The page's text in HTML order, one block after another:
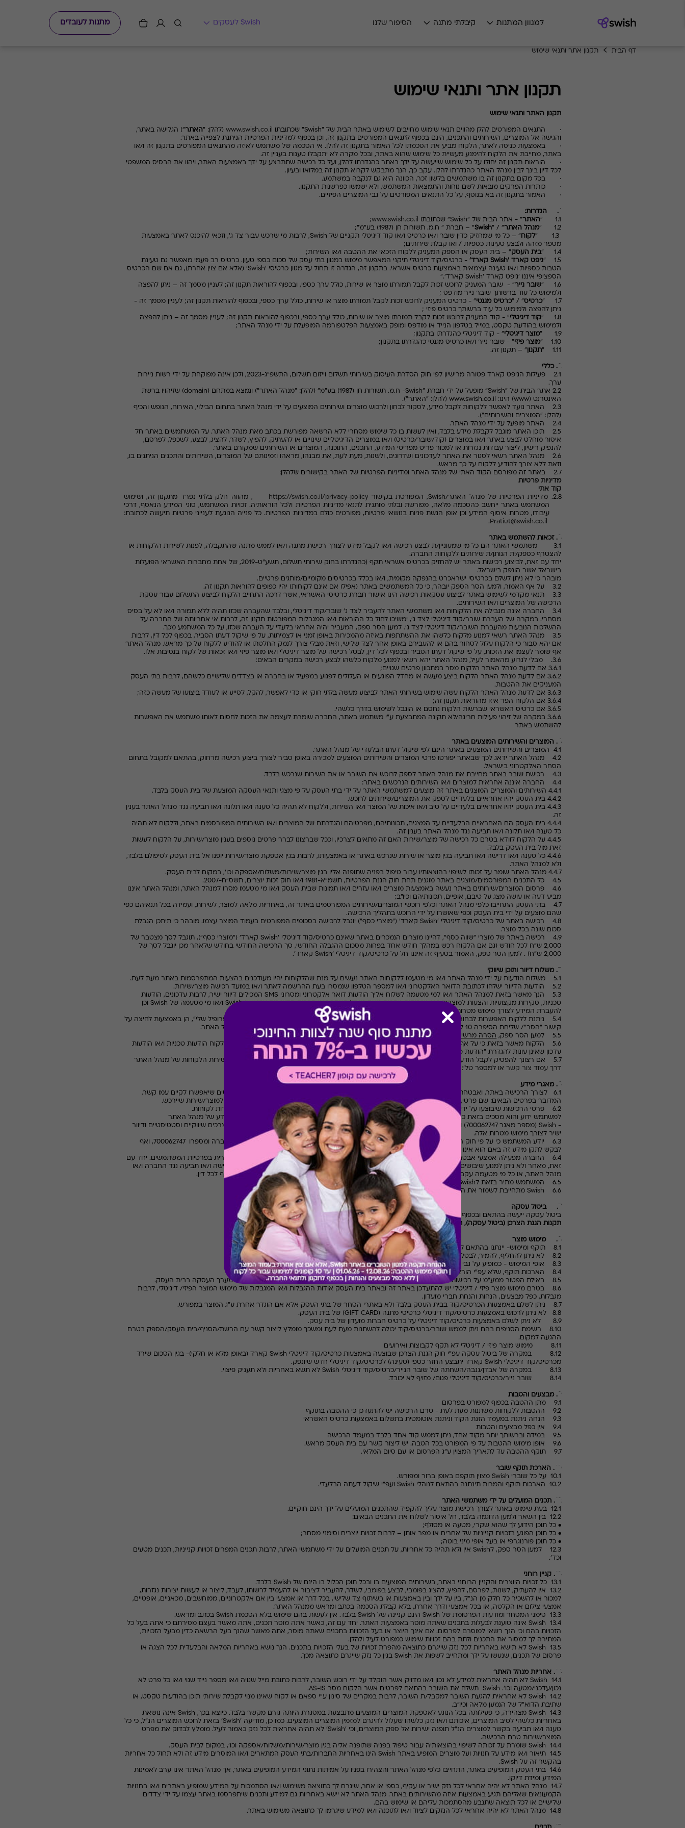
למגוון המתנות קיבלתי מתנה הסיפור שלנו Swish לעסקים מתנות לעובדים
דף הבית תקנון אתר ותנאי שימוש
תקנון אתר ותנאי שימוש
תקנון האתר ותנאי שימוש
· התנאים המפורטים להלן מהווים תנאי שימוש מחייבים לשימוש באתר הבית של "Swish" שכתובתו www.swish.co.il(להלן: "האתר") הגלישה באתר,
והגישה אל המוצרים, השירותים והתכנים, הינם בכפוף לתנאים המפורטים בתקנון זה, וכן בכפוף למדיניות הפרטיות הניתנת לצפייה באתר.
· באמצעות כניסה לאתר, הלקוח מביע את הסכמתו לכל האמור בתקנון זה להלן. אי הסכמה של משתמש לאיזה מהתנאים המפורטים בתקנון זה ו/או
באתר, מחייבת את הלקוח להימנע מעשיית כל שימוש שהוא באתר, ובכל מקרה לא יתקבלו טענות בעניין זה.
· הוראות תקנון זה יחולו על כל שימוש שייעשה על ידך באתר כהגדרתו להלן, ועל כל רכישה שתתבצע על ידך באמצעות האתר, ויהוו את הבסיס המשפטי
לכל דיון בינך לבין מנהל האתר כהגדרתו להלן. עקב כך, הנך מתבקש לקרוא תקנון זה במלואו ובעיון.
· בכל מקום בתקנון זה בו משתמשים בלשון זכר, הכוונה היא גם לנקבה במשתמע.
· כותרות הפרקים מובאות לשם נוחות והתמצאות המשתמש, ולא ישמשו כפרשנות התקנון.
· האמור בתקנון זה בא בנוסף, על כל התנאים המפורטים על גבי המוצרים הפיזיים.
הגדרות:
1.1 "
האתר" - אתר הבית של "Swish" שכתובתו www.swish.co.il
;
1.2 "
מנהל האתר" / "
Swish" – חברת " ח.מ. תשורות חן (1987) בע"מ";
1.3
"לקוח " – כל מי שמחזיק כדין שובר ו/או כרטיס ו/או קוד דיגיטלי תקניים של Swish, לרבות מי שרכש עבור צד ג', וזכאי להיכנס לאתר באמצעות
מספר מזהה ולבצע טעינות כספיות / ואו קבלת שירותים ;
1.4 "
בית העסק" – בית העסק או הספק המעניק ללקוח הזכאי את ההטבה ו/או השירות;
1.5 "
גיפט קארד 'Swishקארד' - כרטיס/קוד דיגיטלי תיקני המאפשר מימוש במגוון בתי עסק של סכום כספי טעון. כרטיס רב פעמי מאפשר גם טעינת
הטבות כספיות ו/או טעינה עצמאית באמצעות כרטיס אשראי. בתקנון זה, הגדרה זו תחול על מגוון כרטיסי 'Swish' (אלא אם צוין אחרת), גם אם שם הכרטיס
הספציפי איננו 'גיפט קארד 'Swishקארד'."
1.6 "
שובר נייר" - שובר המעניק לרוכש זכות לקבל תמורתו מוצר או שירות, כולל ערך כספי, ובכפוף להוראות תקנון זה; לעניין מסמך זה – ניתן להפצה
ולמימוש כל עוד ברשותך שובר נייר מודפס ;
1.7 "
כרטיס" / "כרטיס מגנטי" - כרטיס המעניק לרוכש זכות לקבל תמורתו מוצר או שירות, כולל ערך כספי, ובכפוף להוראות תקנון זה; לעניין מסמך זה -
ניתן להפצה ולמימוש כל עוד ברשותך כרטיס פיזי ;
1.8 "
קוד דיגיטלי" - קוד המעניק לרוכש זכות לקבל תמורתו מוצר או שירות, כולל ערך כספי, ובכפוף להוראות תקנון זה; לעניין מסמך זה – ניתן להפצה
ולמימוש בהודעת טקסט, במייל בטלפון הנייד או מודפס ומופק באמצעות הפלטפורמה המופעלת על ידי מנהל האתר;
1.9 "
מוצר דיגיטלי" - קוד דיגיטלי כהגדרתו בתקנון ;
1.10 "
מוצר פיזי" - שובר נייר ו/או כרטיס מגנטי כהגדרתו בתקנון ;
1.11 "
תקנון " – תקנון זה.
2.1 פעילות הגיפט קארד פטורה מרישיון לפי חוק הסדרת העיסוק בשירותי תשלום וייזום תשלום, התשפ"ג-2023, ולכן אינה מפוקחת על ידי רשות ניירות
ערך.
2.2 אתר הבית של "
Swish" מופעל על ידי חברת "Swish- ח.מ. תשורות חן (1987) בע"מ" (להלן: "מנהל האתר") ונמצא במתחם ( domain) שזיהויו ברשת
האינטרנט (www) הינו: www.swish.co.il(להלן: "האתר").
2.3 האתר נועד לאפשר ללקוחות לקבל מידע, לסקור לבחון ולרכוש מוצרים ושירותים המוצעים על ידי מנהל האתר בתחום הבילוי, האירוח, הנופש והכיף
(להלן: "המוצרים והשירותים").
2.4 האתר מופעל על ידי מנהל האתר.
2.5 תוכן האתר מוגבל לקבלת מידע בלבד, ואין לעשות בו כל שימוש מסחרי ללא הרשאה מפורשת בכתב מאת מנהל האתר. על המשתמשים באתר חל
איסור מוחלט לבצע באתר ו/או במוצרים (קוד/שובר/כרטיס) ו/או במוצרים הדיגיטליים שינויים או להעתיק, להפיץ, לשדר, להציג, לבצע, לשכפל, לפרסם,
להנפיק רישיון, ליצור עבודות נגזרות או למכור פריט מפריטי המידע, התכנים, התוכנה, המוצרים או השירותים שמקורם באתר.
2.6 מנהל האתר רשאי לסגור את האתר לעדכונים ושדרוגים, ולשנות, מעת לעת, את מבנהו, מראהו וזמינותם של המוצרים, השירותים והתכנים הניתנים בו,
וזאת ללא צורך להודיע ללקוח על כך מראש.
2.7 באתר זה מפורסם הקוד האתי של מנהל האתר ומדיניות הפרטיות של האתר בקישורים שלהלן:
מדיניות פרטיות
קוד אתי
2.8.
מדיניות הפרטיות של מנהל האתר/Swish, המפורטת בקישור https://swish.co.il/privacy-policy
, מהווה חלק בלתי נפרד מתקנון זה, ושימוש
המשתמש באתר ייחשב כהסכמה מלאה, מפורשת ובלתי מותנית לתנאי מדיניות הפרטיות ולכל הוראותיה. זכויות המשתמש, סוגי המידע הנאסף, דרכי
עיבודו, מטרות איסוף המידע וכן אופן הגשת פניות בנושאי פרטיות, מפורטים כולם במדיניות הפרטיות. כל פנייה הנוגעת לענייני פרטיות תיעשה לכתובת:
Pratiut@swish.co.il
.
3. זכאות להשתמש באתר
3.1 משתמשי האתר הם כל מי שמעוניין/ת לבצע רכישה ו/או לקבל מידע לצורך רכישת מתנה ו/או לממש מתנה שהתקבלה, לפנות לשירות הלקוחות או
להצטרף כספק/ית הנותן/ת שירותים ללקוחות החברה.
יחד עם זאת, לביצוע רכישות באתר יש להחזיק בכרטיס אשראי תקף (כהגדרתו בחוק שירותי תשלום, תשע"ט-2019, של אחת מחברות האשראי הפועלות
בישראל אשר הונפק בישראל.
מובהר כי לא ניתן לשלם בכרטיסי ישראכרט בהנפקה מקומית, ו/או בכלל בכרטיסים מקומיים/מותגים פרטיים.
3.2 על אף האמור, ולמען הסר הספק יובהר, כי כל המשתמשים באתר (אפילו אם אינם לקוחות) יהיו כפופים להוראות תקנון זה.
3.3 תנאי מקדמי לשימוש באתר לביצוע עסקאות רכישה הינו אישור חברת כרטיסי האשראי, אשר דרכה התחייב הלקוח לביצוע התשלום עבור עסקת
הרכישה של המוצרים ו/או השירותים.
3.4 החברה אינה מגבילה את הלקוחות ו/או משתמשי האתר להעביר לצד ג' שובר/קוד דיגיטלי, ובלבד שהעברה שכזו תהיה ללא תמורה ו/או לא על בסיס
מסחרי. במקרה של העברת שובר/קוד דיגיטלי לצד ג', ימשיכו לחול כל ההוראות ו/או המגבלות המפורטות תקנון זה, לרבות אי אחריותה של החברה על
ההשלכות הנובעות מהעברת השובר/קוד דיגיטלי לצד ג'. למען הסר ספק, המעביר יהיה אחראי בלעדי על העברה שכזו, על כל המשתמע מכך.
3.5 מנהל האתר רשאי למנוע מלקוח כלשהו את ההשתתפות באיזה מהמכירות באופן זמני או לצמיתות, על פי שיקול דעתו הסביר, בכפוף לכל דין, לרבות
אם יהא סבור כי הלקוח עלול לסחור בהם או להעבירם באופן אחר לצד שלישי, וזאת מבלי צורך לנמק החלטתו או להודיע ללקוח על כך מראש. מנהל האתר
אף שומר לעצמו את הזכות, על פי שיקול דעתו הסביר ובכפוף לכל דין, לבטל רכישה של מוצר דיגיטלי ו/או מוצר פיזי ו/או זכאות של לקוח בנסיבות אלו.
3.6. מבלי לגרוע מהאמור לעיל, מנהל האתר יהא רשאי למנוע מלקוח כלשהו לבצע רכישה במקרים הבאים:
3.6.1 אם לדעת מנהל האתר הלקוח מסר במתכוון פרטים שגויים;
3.6.2 אם לדעת מנהל האתר הלקוח ביצע מעשה או מחדל הפוגעים או העלולים לפגוע במפעיל או בחברה או בצדדים שלישיים כלשהם, לרבות בתי העסק
המעניקים את ההטבות.
3.6.3 אם לדעת מנהל האתר הלקוח עשה שימוש בשירותי האתר לביצוע מעשה בלתי חוקי או כדי לאפשר, להקל, לסייע או לעודד ביצועו של מעשה כזה;
3.6.4 אם הלקוח הפר איזו מהוראות תקנון זה;
3.6.5 אם כרטיס האשראי שברשות הלקוח נחסם או הוגבל לשימוש בדרך כלשהי.
3.6.6 במקרה של זיהוי פעילות חריגה/לא תקינה המתבצעת ע"י משתמש באתר, החברה שומרת לעצמה את הזכות לחסום לאותו משתמש את האפשרות
להשתמש באתר
4. המוצרים והשירותים המוצעים באתר
4.1 המוצרים והשירותים המוצעים באתר הינם לפי שיקול דעתו הבלעדי של מנהל האתר.
4.2 מנהל האתר ידאג לכך שבאתר יפורטו פרטי המוצרים והשירותים המוצעים למכירה באופן סביר לצורך ביצוע רכישה מרחוק, בהתאם למקובל בתחום
הסחר האלקטרוני בישראל.
4.3 רכישת שובר באתר מחייבת את מנהל האתר לספק לרוכש את השובר או את השירות שנרכש בלבד.
4.4 החברה איננה אחראית למוצרים ו/או השירותים הנרכשים באתר:
4.4.1 השירותים והמוצרים המוצגים באתר זה מוצעים למשתמשי האתר על ידי בתי העסק על פי מצגי ותנאי העסקה המוצעת של בית העסק בלבד.
4.4.2 בית העסק יהיו אחראיים בלעדיים לספק את המוצרים/שירותים לרוכש.
4.4.3 בית העסק יהיו אחראיים בלעדיים על טיב ו/או איכות של המוצר ו/או השירות, וללקוח לא תהיה כל טענה ו/או תלונה ו/או תביעה נגד מנהל האתר בענין
זה.
4.4.4 בית העסק הם האחראיים הבלעדיים על המצגים, תכונותיהם, מפרטיהם והגדרתם של המוצרים ו/או השירותים המפורסמים באתר, וללקוח לא תהיה
כל טענה ו/או תלונה ו/או תביעה נגד מנהל האתר בענין זה.
4.4.5 על הלקוח לוודא בטרם כל רכישה של מוצר/שירות האם זה מתאים לצרכיו, וככל שברצונו לברר פרטים נוספים בענין מוצר/שירות, על הלקוח לעשות
זאת מול בית העסק בלבד.
4.4.6 כל טענה ו/או דרישה ו/או תביעה בגין מוצר או שירות שנרכש באתר או באמצעותו, לרבות בגין אספקת מוצר/שירות יופנו אל בית העסק לטיפולם בלבד,
ולא למנהל האתר.
4.4.7 מנהל האתר שומר על זכותו לשיפוי בהוצאותיו עבור טיפול בפניה שתופנה אליו בגין מוצר/שירות/משלוח/אספקה וכו', במקום לבית העסק.
4.5 כל התכנים המפורסמים/מוצגים באתר מוגנים תחת חוק הגנת הפרטיות, תשמ"א-1981 ו/או חוק זכות יוצרים, תשס"ח-2007.
4.6 פרסום המוצרים/שירותים באתר נעשה באמצעות מוצרים ו/או עזרים ו/או תמונות שבית העסק ו/או מי מטעמו מסרו למנהל האתר, ומנהל האתר איננו
מביע דעה או עושה מצג על טיבם, אופיים, תכונותיהם וכיו"ב;
4.7 בתי העסק התחייבו כלפי מנהל האתר וכלפי רוכשי המוצרים/שירותים המפורסמים באתר זה, באחריות מלאה למוצר, לשירות, ועמידה בכל תנאיהם כפי
שהם מוצעים על ידי בית העסק וכפי שאושרו על ידי הרוכש בתהליך הרכישה.
4.8 רכישה באתר של כרטיס/קוד דיגיטלי '
Swishקארד' ("מוצרי כסף") יוגבל לרכישה בסכומים המפורטים בעמוד המוצר עצמו. מובהר כי תיתכן הגבלת
סכום שונה בכל מוצר.
4.9 רכישה באתר של מוצרי "שווה כסף", דהיינו מוצרים הנמכרים באתר שאינם כרטיס/קוד דיגיטלי '
Swishקארד' ("מוצרי כסף"), תוגבל לסך מצטבר של
2,000 ש"ח לכל חודש (גם אם הלקוח רכש במהלך חודש אחד בפחות מסכום ההגבלה החודשי, סך הרכישה החודשי בחודש שלאחר מכן יוגבל לסך של
2,000 ש"ח) . למען הסר ספק, האמור בסעיף זה איננו חל על כרטיס/קוד דיגיטלי '
Swishקארד'.
5.1 משלוח הודעות על ידי מנהל האתר ו/או מי מטעמו ללקוחות האתר נעשים על מנת שהלקוחות יהיו מעודכנים בהצעות המתפרסמות באתר מעת לעת.
5.2 הודעות הדיוור ישלחו לכתובת הדואר האלקטרוני ו/או למספר הטלפון שנמסרו בעת ההרשמה לאתר ו/או במועד רכישה מוצר/שירות.
5.3 הנך מאשר בזאת למנהל האתר ו/או למי מטעמה לשלוח אליך הודעות דואר אלקטרוני ומסרוני
SMSהמכילים דיוור ישיר, לרבות עדכונים, הודעות
טכניות, סקירות מקצועיות והצעות למוצרים ו/או שירותים נוספים מאת מנהל האתר ו/או חברות הקשורות עמו ו/או
Swishו/או מי מטעמה של Swishוכן
להעברת המידע לצורך מימוש מטרות אלו ובהתאם לכל דין.
5.4 ניתנת ללקוח האפשרות לבחור ו/או לשנות את העדפות קבלת הדיוור, הן בטופס ההרשמה לאתר, הן דרך עמוד "הפרופיל שלי", הן באמצעות לחיצה על
קישור "הסר"/ שליחת הסיפרה 10 להסרה, המופיעים בכל הודעת דיוור שנשלחת ללקוח, והן באמצעות פניה ישירה למנהל האתר.
5.5 למען הסר ספק,
הסרה מרשימת התפוצה תבוצע אך ורק עפ"י הדרכים החוקיות המפורטות בסעיף 5.4 לעיל
5.6 הלקוח מאשר בזאת כי על אף בחירתו שלא לקבל תכנים שיווקיים ממנהל האתר, מנהל האתר יהיה רשאי לשלוח ללקוח הודעות טכניות ו/או הודעות
עדכון שאינן עונות להגדרת "הודעת פרסומת" כהגדרתה בחוק התקשורת (בזק ושידורים), תשמ"ב-1982.
5.7 אם רצונך להפסיק לקבל הודעות דואר אלקטרוני ו/או הודעות המכילות תכנים שיווקיים, הנך מוזמן לפנות למחלקת שירות הלקוחות של מנהל האתר
דרך עמוד צור קשר או למספר טל': 03-3737392 ולבקש להסירך מרשימת התפוצה.
6. מאגרי מידע
6.1 לצורך הרכישה באתר, ואבטחת האספקה של מוצרים ושירותים המפורסמים באתר, נדרש הלקוח למלא מספר פרטים שיאפשרו לקיים עמו קשר.
המדובר בפרטים הבאים: שם פרטי, שם משפחה, דואר אלקטרוני, טלפון סלולרי, כתובת ופרטים נוספים שידרשו בהתאם למוצר/שירות שיירכש.
6.2 פרטי הרכישות שיבוצעו על ידי לקוחות
, יישמרו במאגר המידע שלSwish , לצורך מעקב על הרכישה ומתן שירות לקוחות.
למשתמש ידוע והוא מסכים בזאת כי כל הפרטים שמסר באתר, לרבות אלה הנובעים מפעילותו באתר ישמרו במאגרי המידע של מנהל האתר
-
Swish(מספר מאגר 700062747) וישמשו לצורך ניהול ותפעול אתר Swish , טיפוח הקשר והשירות מול לקוחות
, לצרכים שיווקיים וסטטיסטיים ודיוור
ישיר לצורך מימוש מטרות אלה.
6.3 יודע המשתמש כי על פי חוק הגנת הפרטיות התשמ"א - 1981, הוא רשאי לעיין במידע אודותיו אשר מצוי במאגר החברה ומספרו 700062747, ואף
לבקש לתקן מידע זה באם הוא אינו נכון, שלם או מדויק
6.4 החברה מפעילה אמצעי אבטחה מחמירים למניעת חדירה לזירת המכירות ו/או למאגרי המידע ולסיכול פגיעה אפשרית בפרטיות המשתמשים. יחד עם
זאת, מאחר ולא ניתן למנוע שיבושים באופן מוחלט, הרי ההסכמה לתקנון זה משמעה שלרוכש לא תהיה כל טענה ו/או דרישה ו/או תביעה נגד החברה ו/או
מנהל האתר, או כל מי מטעמה עקב פגיעות, תקלות ו/או שיבושים כאמור, שלא בשליטת ו/או באחריות החברה והכל בכפוף לכל דין .
6.5 המשתמש מתיר בזאת ל
Swish לעשות שימוש במידע ולפלח אותו במטרה להציע הטבות המותאמות לכל לקוח
6.6
Swishמתחייבת לשמור את המאגר ופרטי הזכאים, בהתאם לחוק הגנת הפרטיות ו/או מדיניות הפרטיות של האתר.
ביטול עסקה
ביטול עסקה ייעשה בהתאם ובכפוף להוראות ו/או מגבלות
תקנות הגנת הצרכן (ביטול עסקה), תשע"א-2010
.
8.
מימוש מוצר
8.1 תוקף ומימוש- יינתנו בהתאם לנוהלי מנהל האתר ועפ"י שיקול דעתו הבלעדי.
8.2 לא ניתן להחליף, להמיר, לבטל או לקבל החזר בגין שובר שפג תוקפו, אלא בכפוף להוראות תקנון זה.
8.3 אופי המימוש - כמופיע על גבי שובר הנייר ו/או הכרטיס ו/או הקוד הדיגיטלי ובאתר.
8.4 הארכות תוקף, שלא עפ"י הוראות תקנון זה, יינתנו בהתאם לנוהלי מנהל האתר ועפ"י שיקול דעתו הבלעדי.
8.5 באילת הפטור ממע"מ על רכישות אינו פוטר ממע"מ על סכום החיוב בכרטיס ולכן ינוכה מהכרטיס סכום המע"מ מערך העסקה בבית העסק.
8.6 בטרם מימוש מוצר פיזי / דיגיטלי יש להתעדכן באתר זה ובאתר בית העסק אודות ההגבלות ו/או המגבלות של מימוש המוצר הפיזי/ דיגיטלי, לרבות
מגבלות, כפל מבצעים, הנחות והנחת חברי מועדון.
8.7 ניתן לשלם באמצעות הכרטיס/קוד בבית העסק בלבד ולא באתרי הסחר של בתי העסק אלא אם הוגדר אחרת ע"ג המוצר במפורש.
8.8לא ניתן לרכוש באמצעות כרטיס/קוד דיגיטלי כרטיסי מתנה (GIFT CARD) של בית העסק.
8.9 לא ניתן לשלם באמצעות כרטיס/קוד דיגיטלי על כרטיס חברות מועדון של בית עסק.
8.10 רשימת הסניפים בהם ניתן לממש שובר/כרטיס/קוד יכולה להשתנות מעת לעת ומשכך מומלץ ליצור קשר עם הרשת/הסניף/בית העסק/הספק בטרם
ההגעה למקום.
8.11 מימוש מוצר פיזי / דיגיטלי לא תקף לקבוצות ואירועים
8.12 במקרה של ביטול עסקה עפ"י חוק הגנת הצרכן שבוצעה באמצעות כרטיס/קוד דיגיטלי
Swishקארד (באופן מלא או חלקי)- בגין הסכום שירד
מכרטיס/קוד דיגיטלי Swishקארד יתבצע החזר כספי (טעינה) לכרטיס/קוד דיגיטלי חדש שיונפק.
8.13 במקרה של אבדן/גנבה/השחתה של שובר הנייר/כרטיס/קוד דיגיטלי
Swishלא תשא באחריות ולא תעניק פיצוי.
8.14 שובר נייר/כרטיס/קוד דיגיטלי פגום/ מזויף לא יכובד.
9. מבצעים והטבות
9.1 מתן ההטבה בכפוף למפורט בפרסום
9.2 ההטבות ללקוחות משתנות מעת לעת - טרם הרכישה יש להתעדכן כי ההטבה בתוקף
9.3 הנחה ניתנת במעמד הזנת הקוד וניתנת אוטומטית בתשלום באמצעות כרטיס האשראי
9.4 אין כפל מבצעים והטבות
9.5 במידה וברשותך יותר מקוד אחד, ניתן לממש קוד אחד בלבד במעמד הרכישה
9.6 אופן מימוש ההטבות על פי המפורט בכל הטבה. יש ליצור קשר עם בית העסק מראש.
9.7 תוקף ההטבה עד לתאריך המצוין ע"ג הפרסום או עם סיום המלאי.
10. הארכת תוקף שובר
10.1 על כל שוברי
Swishמצוין תוקפם באופן ברור ומפורש.
10.2
הארכות תוקף והמרות תינתנה בהתאם לנוהלי Swishועפ"י שיקול דעתה הבלעדי.
12.1 בעת שימוש באתר לצורך רכישת מוצר עליך להקפיד שהתכנים המועלים על ידך הינם חוקיים.
12.2 בין השאר ולמען הדוגמה בלבד, חל איסור לשלוח את התכנים הבאים:
• כל תוכן הידוע לך שהוא שקרי, מטעה או מסולף;
• כל תוכן הפוגע בזכויות קנייניות של אחרים או מפר אותן – לרבות זכויות יוצרים וסימני מסחר;
• כל תוכן פורנוגרפי או בעל אופי מיני בוטה;
12.3 למען הסר ספק, ל
Swishאין ולא תהיה כל אחריות, על תכנים המועלים על ידי משתמשי האתר, לרבות תכנים המפרים זכויות קנייניות, תכנים מטעים
וכד'.
13. קניין רוחני
13.1 כל זכויות היוצרים והקניין הרוחני באתר, בשירותים המוצעים בו ובכל תוכן הכלול בו הינם של
Swishבלבד.
13.2 אין להעתיק, לשנות, לפרסם, להפיץ, להציג בפומבי, לבצע בפומבי, לשדר, להעביר לציבור או להעמיד לרשותו, לעבד, ליצור או לעשות יצירות נגזרות,
למכור או להשכיר כל חלק מן הנ"ל, בין על ידך ובין באמצעות או בשיתוף צד שלישי, בכל דרך או אמצעי בין אם אלקטרוניים, ממוחשבים, מכאניים, אופטיים,
אמצעי צילום או הקלטה, או בכל אמצעי ודרך אחרת, בלא קבלת הסכמה בכתב ומראש ממנהל האתר.
13.3 סימני המסחר ומודעות הפרסומת של
Swishהינם קניינה של Swishבלבד. אין לעשות בהם שימוש בלא הסכמת Swishבכתב ומראש.
13.4
Swishאינה טוענת לבעלות בתכנים שאתה מוסר באמצעות האתר. יחד עם זה, כאשר אתה מוסר תכנים, אתה מאשר בעצם מסירתם כי אתה בעל כל
הזכויות בהם וכי הנך רשאי למוסרם לפרסום. אם אינך היוצר או בעל הזכויות בתכנים שאתה מוסר, אתה מאשר שהנך בעל הרשאה כדין מבעל הזכויות,
המתירה לך למסור את התכנים ולתת בהם זכויות שימוש כמפורט לעיל ולהלן.
13.5
Swishלא תישא באחריות לכל נזק שייגרם כתוצאה מהפרת זכויות של בעלי הזכויות בתכנים. הנך נושא באחריות המלאה והבלעדית לכל הצגה או
פרסום של תכנים, שנעשו על ידך ומתחייב לשפות את Swishבגין כל נזק שייגרם כתוצאה מכך.
14. אחריות מנהל האתר
14.1
Swishלא תהיה אחראית למידע לא נכון ו/או מדויק אשר הוקלד על ידי רוכש השובר, לרבות כתובת מייל שגויה ו/או מספר נייד שגוי ו/או כל פרט לא
נכון/עדכני/מטעה וכו'. Swishתשלח את השובר בהתאם לפרטים אשר הלקוח מסר AS-IS
.
14.2
Swishלא אחראית להגעת השובר למקבל/ת השובר, לרבות במקרים של סינון ע"י ספאם או לקוח שאינו מנוי לקבלת שירותי תוכן בהודעות טקסט, או
שתיבת הדוא"ל של הנמען מלאה וכיו"ב.
14.3
Swishמצהירה, כי פעילותה בכל הנוגע לאספקת המוצרים המוצעים מתבצעת במסגרת היותה גורם מקשר בלבד. כיוצא בכך, Swishאינה נושאת
באחריות כלשהי לטיב המוצרים, איכותם ו/או נזק כלשהו שעלול להיגרם למזמין המוצרים המוצעים. כמו כן, מודיעה 'Swish' בזאת לרוכש המוצרים הנ"ל, כי כל
טענה ו/או תביעה בקשר למוצרים הנ"ל תופנה ישירות אל ספק המוצרים, וכי 'Swish' לא תהיה אחראית לכל נזק כאמור לעיל. מומלץ לבדוק את מפרט
המוצר/שירות טרם הרכישה.
14.4
Swishשומרת על זכותה לשיפוי בהוצאותיה עבור טיפול בפניה שתופנה אליה בגין מוצר/שירות/משלוח/אספקה וכו', במקום לבית העסק.
14.5 תיאור ו/או מידע על חנויות ועל מוצרים המופיע באתר
Swishהינו באחריות החברות/בתי העסק המתארים ו/או המוסרים מידע זה ולא תחול כל אחריות
בהקשר זה על
Swish
.
14.6 בתי העסק המופיעים באתר, התחייבו כלפי מנהל האתר והצהירו בפניו על אמיתות נתוני המידע המופיעים באתר, אך מנהל האתר אינו ערב לאמינות
המידע ומידת דיוקו.
14.7 מנהל האתר לא יהיה אחראי לכל נזק ישיר או עקיף, כספי או אחר, שיגרם לך כתוצאה משימוש ו/או הסתמכות על המידע שמופיע באתרים ו/או בחנויות
הקמעונאים שאליהם תגיע באמצעות איזה מהשירותים באתר. מנהל האתר לא יישא באחריות גם למידע ותכנים שיתפרסמו באתר עצמו על ידי צדדים
שלישיים או לכל תוצאה שתנבע מהסתמכות עליהם או שימוש בהם.
14.8 מנהל האתר לא יהיה אחראי לכל הנזקים לציוד ו/או לתוכנה ו/או למידע שיגרמו לך כתוצאה משימוש באתר.